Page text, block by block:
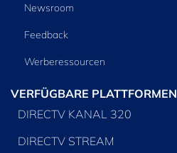
Newsroom
Feedback
Werberessourcen
VERFÜGBARE PLATTFORMEN
DIRECTV KANAL 320
DIRECTV STREAM